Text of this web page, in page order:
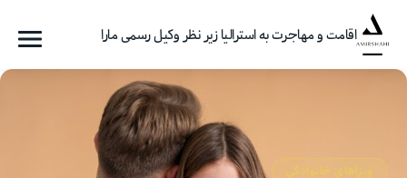
اقامت و مهاجرت به استرالیا زیر نظر وکیل رسمی مارا
ویزاهای خانوادگی